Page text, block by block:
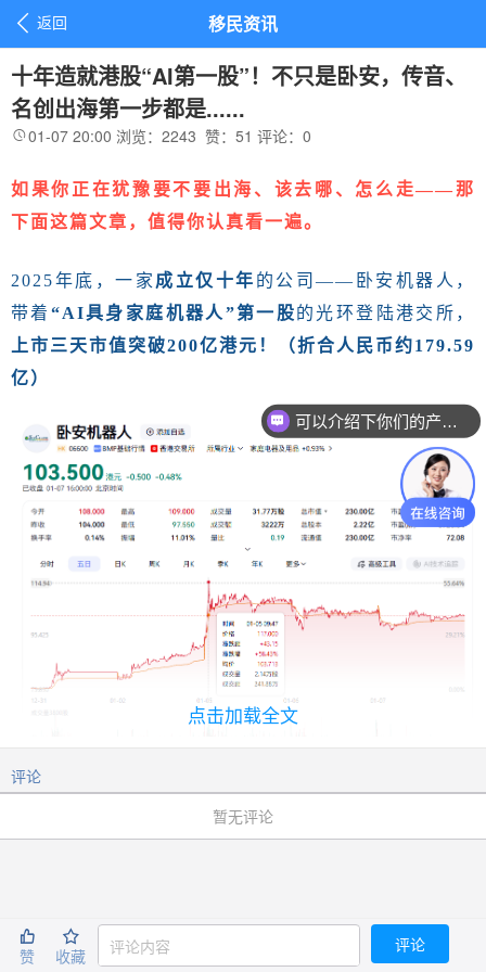
 返回 移民资讯
十年造就港股“AI第一股”！不只是卧安，传音、
名创出海第一步都是......
01-07 20:00 浏览：2243 赞： 51 评论： 0
如果你正在犹豫要不要出海、该去哪、怎么走——那
下面这篇文章，值得你认真看一遍。
2025年底，一家 成立仅十年 的公司 ——卧安机器人，
带着 “AI具身家庭机器人”第一股的光环登陆港交所，
上市三天市值突破200亿港元！（折合人民币约179.59
亿）
市场卷。
点击加载全文
评论
暂无评论

赞

收藏
评论